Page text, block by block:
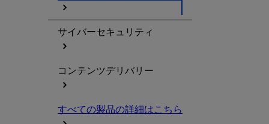
サイバーセキュリティ
コンテンツデリバリー
すべての製品の詳細はこちら